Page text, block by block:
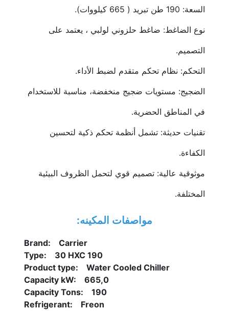
السعة: 190 طن تبريد ( 665 كيلووات).
التصميم.
التحكم: نظام تحكم متقدم لضبط الأداء.
في المناطق الحضرية.
الكفاءة.
المختلفة.
مواصفات المكينه:
Brand:    Carrier
Type:    30 HXC 190
Product type:    Water Cooled Chiller
Capacity kW:    665,0
Capacity Tons:    190
Refrigerant:    Freon